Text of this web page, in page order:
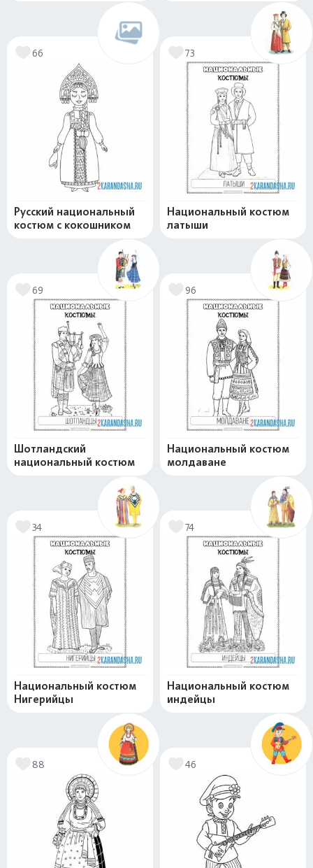
66
Русский национальный
костюм с кокошником
73
Национальный костюм
латыши
69
Шотландский
национальный костюм
96
Национальный костюм
молдаване
34
Национальный костюм
Нигерийцы
74
Национальный костюм
индейцы
88 46